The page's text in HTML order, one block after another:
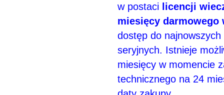
w postaci licencji
miesięcy darmowego
dostęp do
seryjnych. Istnieje
miesięcy w momencie
technicznego na 24